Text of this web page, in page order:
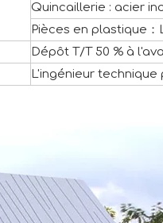
Quincaillerie : acier
Pièces en plastique：
Dépôt T/T 50 % à
L'ingénieur